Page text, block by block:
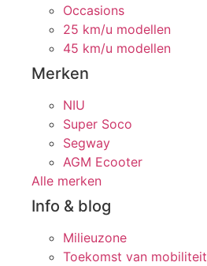
Occasions
25 km/u modellen
45 km/u modellen
Merken
NIU
Super Soco
Segway
AGM Ecooter
Alle merken
Info & blog
Milieuzone
Toekomst van mobiliteit